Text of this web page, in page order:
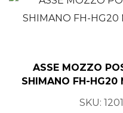
ASSE MOZZO
SHIMANO FH-HG20
SKU:1201